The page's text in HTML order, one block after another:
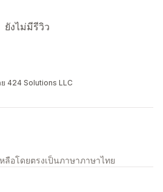
ยังไม่มีรีวิว
424 Solutions LLC
อโดยตรงเป็นภาษาภาษาไทย